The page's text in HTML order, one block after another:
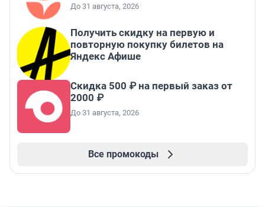
До 31 августа, 2026
Получить скидку на первую и
повторную покупку билетов на
Яндекс Афише
Скидка 500 ₽ на первый заказ от
2000 ₽
До 31 августа, 2026
Все промокоды